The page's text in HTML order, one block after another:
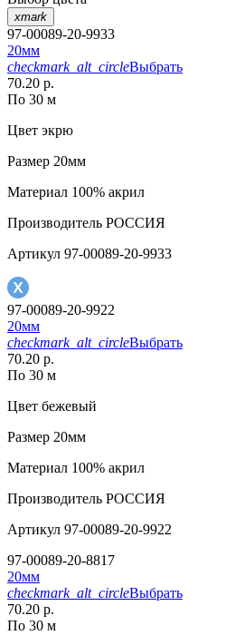
xmark
97-00089-20-9933
20мм
checkmark_alt_circleВыбрать
70.20 р.
По 30 м
Цвет экрю
Размер 20мм
Материал 100% акрил
Производитель РОССИЯ
Артикул 97-00089-20-9933
97-00089-20-9922
20мм
checkmark_alt_circleВыбрать
70.20 р.
По 30 м
Цвет бежевый
Размер 20мм
Материал 100% акрил
Производитель РОССИЯ
Артикул 97-00089-20-9922
97-00089-20-8817
20мм
checkmark_alt_circleВыбрать
70.20 р.
По 30 м